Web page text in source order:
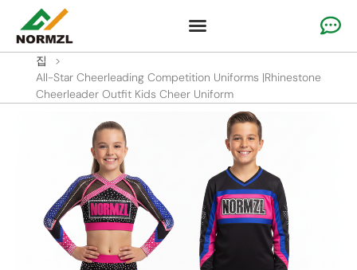
집
>
All-Star Cheerleading Competition Uniforms |Rhinestone
Cheerleader Outfit Kids Cheer Uniform